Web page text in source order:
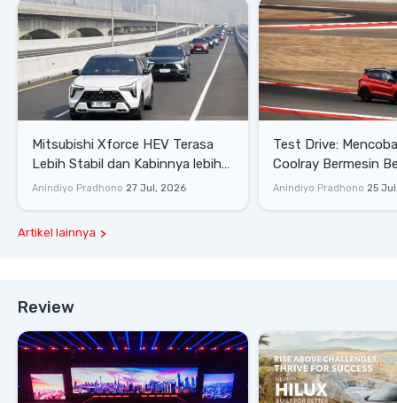
Mitsubishi Xforce HEV Terasa
Lebih Stabil dan Kabinnya lebih
Senyap
Anindiyo Pradhono 27 Jul, 2026
Test Drive: Mencoba Geely
Coolray Bermesin
di Sirkuit Mandalika
Anindiyo Pradhono 25
Artikel lainnya
Review